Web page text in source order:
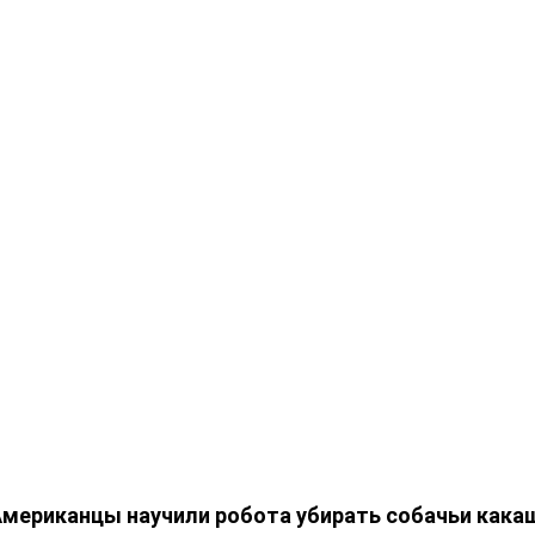
научили робота убирать собачьи